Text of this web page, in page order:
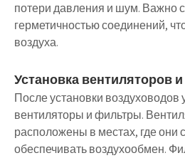
потери давления и шум. Важно
герметичностью соединений,
воздуха.
Установка вентиляторов
После установки воздуховодов
вентиляторы и фильтры.
расположены в местах, где они
обеспечивать воздухообмен.